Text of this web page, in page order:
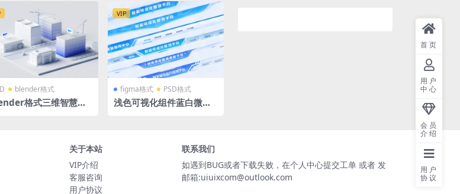
blender格式
格式三维智慧建
VIP
figma格式 PSD格式
浅色可视化组件蓝白微软
关于本站
VIP介绍
客服咨询
用户协议
联系我们
如遇到BUG或者下载失败，在个人中心提交工单 或者 发
邮箱:uiuixcom@outlook.com
首页
用户
中心
会员
介绍
用户
协议